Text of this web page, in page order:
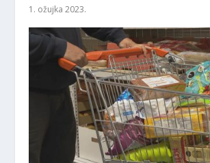
1. ožujka 2023.